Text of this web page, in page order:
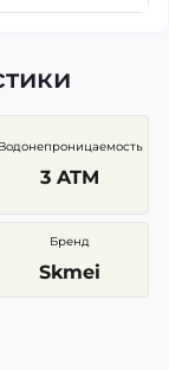
Водонепроницаемость
3 ATM
Бренд
Skmei